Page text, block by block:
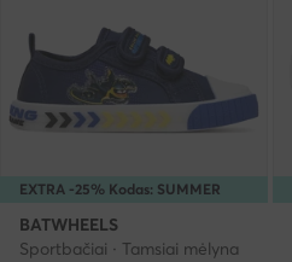
EXTRA -25% Kodas: SUMMER
BATWHEELS
Sportbačiai · Tamsiai mėlyna